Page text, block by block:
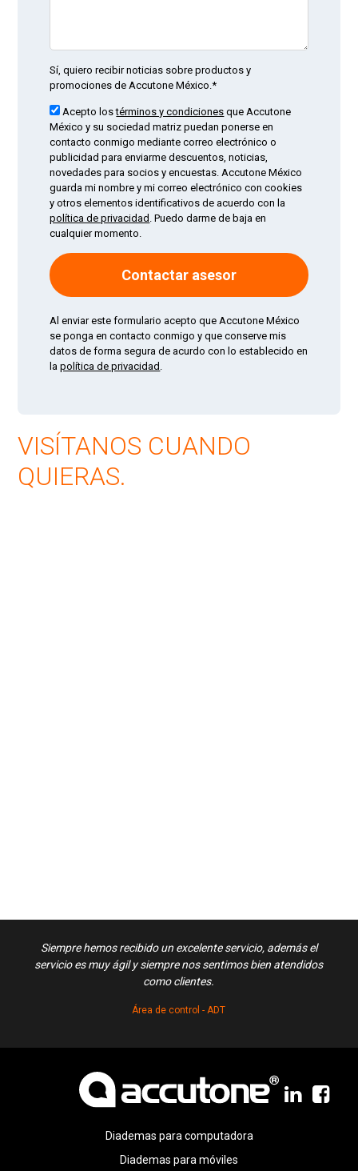
Sí, quiero recibir noticias sobre productos y
promociones de Accutone México.*
Acepto lostérminos y condiciones que Accutone
México y su sociedad matriz puedan ponerse en
contacto conmigo mediante correo electrónico o
publicidad para enviarme descuentos, noticias,
novedades para socios y encuestas. Accutone México
guarda mi nombre y mi correo electrónico con cookies
y otros elementos identificativos de acuerdo con la
política de privacidad . Puedo darme de baja en
cualquier momento.
Al enviar este formulario acepto que Accutone México
se ponga en contacto conmigo y que conserve mis
datos de forma segura de acurdo con lo establecido en
lapolítica de privacidad .
VISÍTANOS CUANDO
QUIERAS.
Siempre hemos recibido un excelente servicio, además el
servicio es muy ágil y siempre nos sentimos bien atendidos
como clientes.
Área de control - ADT
Diademas para computadora
Diademas para móviles